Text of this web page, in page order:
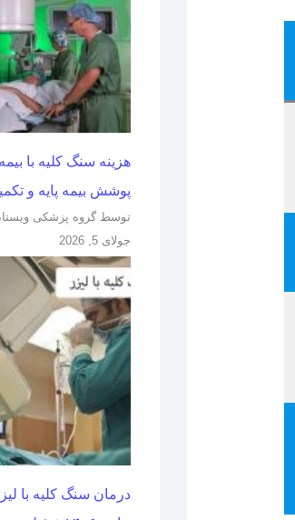
پوشش بیمه پایه و
توسط گروه پزشکی
جولای 5, 2026
درمان سنگ کلیه با